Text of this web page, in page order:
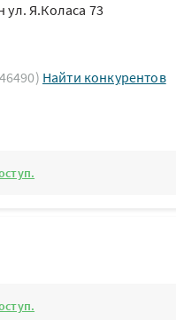
ул. Я.Коласа 73
Найти конкурентов